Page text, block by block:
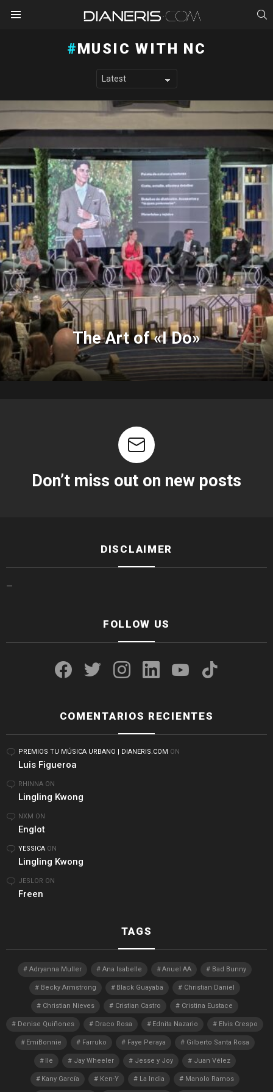
MUSIC WITH NC
LATEST STORIES
The Art of «I Do»
Don’t miss out on new posts
DISCLAIMER
—
FOLLOW US
COMENTARIOS RECIENTES
PREMIOS TU MÚSICA URBANO | DIANERIS.COM ON
Luis Figueroa
RHINNA ON
Lingling Kwong
NXM ON
Englot
YESSICA ON
Lingling Kwong
JESLOR ON
Freen
TAGS
Adryanna Muller Ana Isabelle Anuel AA Bad Bunny
Becky Armstrong Black Guayaba Christian Daniel
Christian Nieves Cristian Castro Cristina Eustace
Denise Quiñones Draco Rosa Ednita Nazario Elvis Crespo
EmiBonnie Farruko Faye Peraya Gilberto Santa Rosa
Ile Jay Wheeler Jesse y Joy Juan Vélez
Kany García Ken-Y La India Manolo Ramos